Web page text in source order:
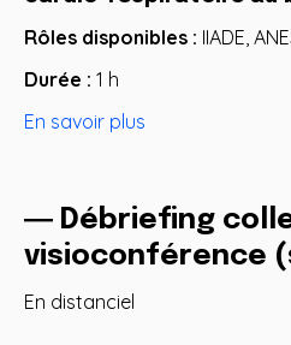
Rôles disponibles : IIADE,
Durée : 1 h
En savoir plus
― Débriefing
visioconférence
En distanciel